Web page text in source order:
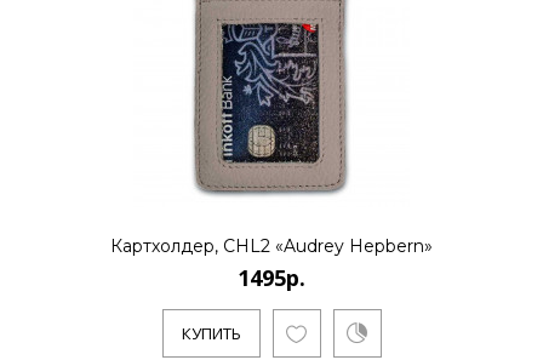
Картхолдер, CHL2 «Audrey Hepbern»
1495р.
КУПИТЬ